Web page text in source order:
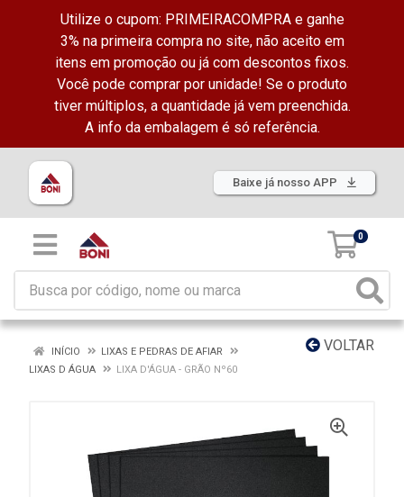
Utilize o cupom: PRIMEIRACOMPRA e ganhe
3% na primeira compra no site, não aceito em
itens em promoção ou já com descontos fixos.
Você pode comprar por unidade! Se o produto
tiver múltiplos, a quantidade já vem preenchida.
A info da embalagem é só referência.
Baixe já nosso APP
0
VOLTAR
INÍCIO
LIXAS E PEDRAS DE AFIAR
LIXAS D ÁGUA
LIXA D'ÁGUA - GRÃO Nº60